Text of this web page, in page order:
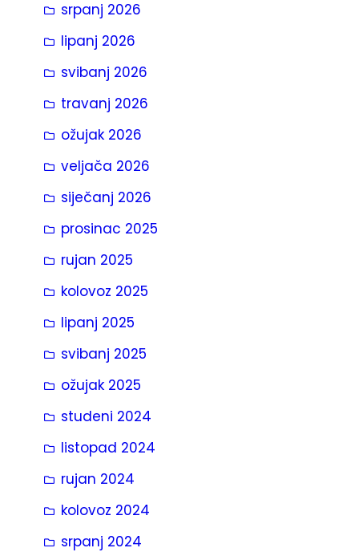
a
srpanj 2026
lipanj 2026
svibanj 2026
travanj 2026
ožujak 2026
veljača 2026
siječanj 2026
prosinac 2025
rujan 2025
kolovoz 2025
lipanj 2025
svibanj 2025
ožujak 2025
studeni 2024
listopad 2024
rujan 2024
kolovoz 2024
srpanj 2024